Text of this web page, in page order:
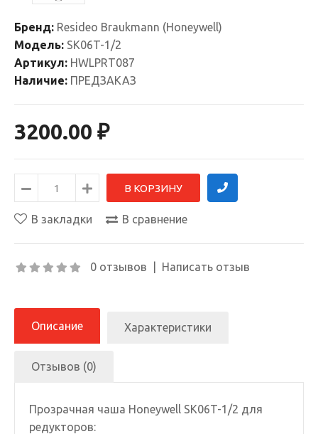
Бренд: Resideo Braukmann (Honeywell)
Модель: SK06T-1/2
Артикул: HWLPRT087
Наличие: ПРЕДЗАКАЗ
3200.00 ₽
В закладки В сравнение
0 отзывов Написать отзыв
Описание Характеристики
Отзывов (0)
Прозрачная чаша Honeywell SK06T-1/2 для
редукторов: